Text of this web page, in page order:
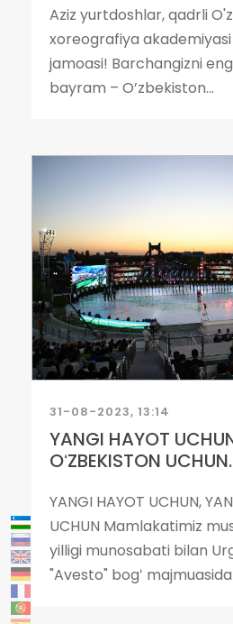
Aziz yurtdoshlar, qadrli
xoreografiya
jamoasi! Barchangizni eng
bayram – O’zbekiston...
31-08-2023, 13:14
YANGI HAYOT
OʻZBEKISTON
YANGI HAYOT UCHUN,
UCHUN Mamlakatimiz
yilligi munosabati bilan
"Avesto" bogʻ